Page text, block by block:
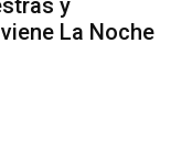
La Noche